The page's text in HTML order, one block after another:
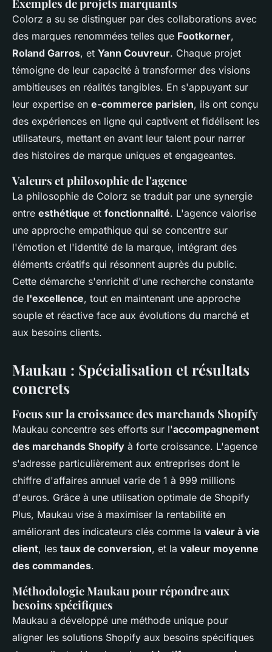
Exemples de projets marquants
Colorz a su se distinguer par des collaborations avec
des marques renommées telles que Footkorner,
Roland Garros, et Yann Couvreur. Chaque projet
témoigne de leur capacité à transformer des visions
ambitieuses en réalités tangibles. En s'appuyant sur
leur expertise en e-commerce parisien, ils ont conçu
des expériences en ligne qui captivent et fidélisent les
utilisateurs, mettant en avant leur talent pour narrer
des histoires de marque uniques et engageantes.
Valeurs et philosophie de l'agence
La philosophie de Colorz se traduit par une synergie
entre esthétique et fonctionnalité. L'agence valorise
une approche empathique qui se concentre sur
l'émotion et l'identité de la marque, intégrant des
éléments créatifs qui résonnent auprès du public.
Cette démarche s'enrichit d'une recherche constante
de l'excellence, tout en maintenant une approche
souple et réactive face aux évolutions du marché et
aux besoins clients.
Maukau : Spécialisation et résultats
concrets
Focus sur la croissance des marchands Shopify
Maukau concentre ses efforts sur l'accompagnement
des marchands Shopify à forte croissance. L'agence
s'adresse particulièrement aux entreprises dont le
chiffre d'affaires annuel varie de 1 à 999 millions
d'euros. Grâce à une utilisation optimale de Shopify
Plus, Maukau vise à maximiser la rentabilité en
améliorant des indicateurs clés comme la valeur à vie
client, les taux de conversion, et la valeur moyenne
des commandes.
Méthodologie Maukau pour répondre aux
besoins spécifiques
Maukau a développé une méthode unique pour
aligner les solutions Shopify aux besoins spécifiques